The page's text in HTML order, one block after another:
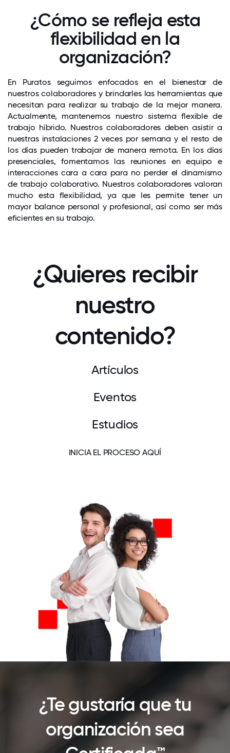
¿Cómo se refleja esta
flexibilidad en la
organización?
En Puratos seguimos enfocados en el bienestar de
nuestros colaboradores y brindarles las herramientas que
necesitan para realizar su trabajo de la mejor manera.
Actualmente, mantenemos nuestro sistema flexible de
trabajo híbrido. Nuestros colaboradores deben asistir a
nuestras instalaciones 2 veces por semana y el resto de
los días pueden trabajar de manera remota. En los días
presenciales, fomentamos las reuniones en equipo e
interacciones cara a cara para no perder el dinamismo
de trabajo colaborativo. Nuestros colaboradores valoran
mucho esta flexibilidad, ya que les permite tener un
mayor balance personal y profesional, así como ser más
eficientes en su trabajo.
¿Quieres recibir
nuestro
contenido?
Artículos
Eventos
Estudios
INICIA EL PROCESO AQUÍ
¿Te gustaría que tu
organización sea